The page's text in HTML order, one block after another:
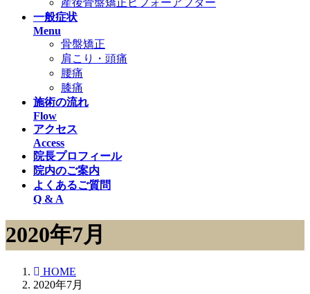
産後骨盤矯正ビフォーアフター
一般症状
Menu
骨盤矯正
肩こり・頭痛
腰痛
膝痛
施術の流れ
Flow
アクセス
Access
院長プロフィール
院内のご案内
よくあるご質問
Q & A
2020年7月
HOME
2020年7月